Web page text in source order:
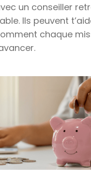
un conseiller
Ils peuvent
chaque